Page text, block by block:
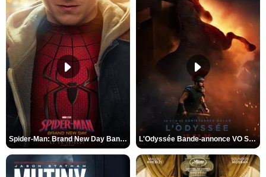
Spider-Man: Brand New Day Bande-annonce VO STFR L'Odyssée Bande-annonce VO STFR